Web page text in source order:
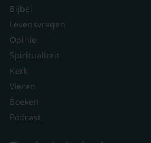
Bijbel
Levensvragen
Opinie
Spiritualiteit
Kerk
Vieren
Boeken
Podcast